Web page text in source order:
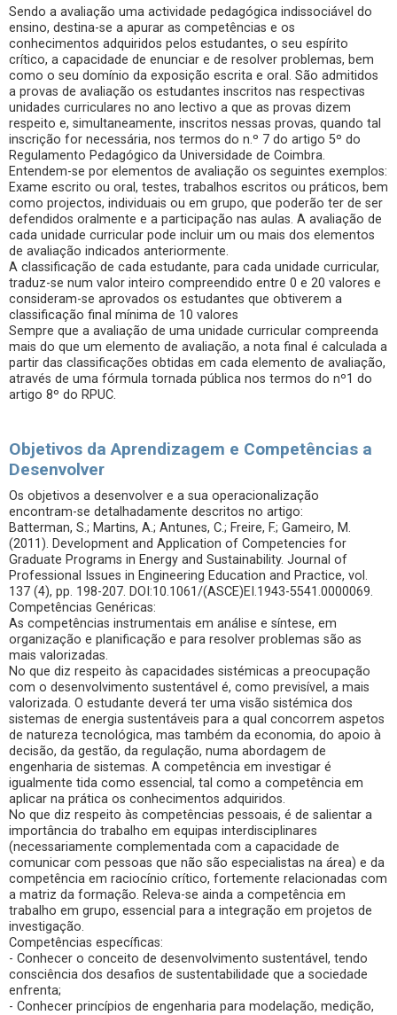
Sendo a avaliação uma actividade pedagógica indissociável do
ensino, destina-se a apurar as competências e os
conhecimentos adquiridos pelos estudantes, o seu espírito
crítico, a capacidade de enunciar e de resolver problemas, bem
como o seu domínio da exposição escrita e oral. São admitidos
a provas de avaliação os estudantes inscritos nas respectivas
unidades curriculares no ano lectivo a que as provas dizem
respeito e, simultaneamente, inscritos nessas provas, quando tal
inscrição for necessária, nos termos do n.º 7 do artigo 5º do
Regulamento Pedagógico da Universidade de Coimbra.
Entendem-se por elementos de avaliação os seguintes exemplos:
Exame escrito ou oral, testes, trabalhos escritos ou práticos, bem
como projectos, individuais ou em grupo, que poderão ter de ser
defendidos oralmente e a participação nas aulas. A avaliação de
cada unidade curricular pode incluir um ou mais dos elementos
de avaliação indicados anteriormente.
A classificação de cada estudante, para cada unidade curricular,
traduz-se num valor inteiro compreendido entre 0 e 20 valores e
consideram-se aprovados os estudantes que obtiverem a
classificação final mínima de 10 valores
Sempre que a avaliação de uma unidade curricular compreenda
mais do que um elemento de avaliação, a nota final é calculada a
partir das classificações obtidas em cada elemento de avaliação,
através de uma fórmula tornada pública nos termos do nº1 do
artigo 8º do RPUC.
Objetivos da Aprendizagem e Competências a
Desenvolver
Os objetivos a desenvolver e a sua operacionalização
encontram-se detalhadamente descritos no artigo:
Batterman, S.; Martins, A.; Antunes, C.; Freire, F.; Gameiro, M.
(2011). Development and Application of Competencies for
Graduate Programs in Energy and Sustainability. Journal of
Professional Issues in Engineering Education and Practice, vol.
137 (4), pp. 198-207. DOI:10.1061/(ASCE)EI.1943-5541.0000069.
Competências Genéricas:
As competências instrumentais em análise e síntese, em
organização e planificação e para resolver problemas são as
mais valorizadas.
No que diz respeito às capacidades sistémicas a preocupação
com o desenvolvimento sustentável é, como previsível, a mais
valorizada. O estudante deverá ter uma visão sistémica dos
sistemas de energia sustentáveis para a qual concorrem aspetos
de natureza tecnológica, mas também da economia, do apoio à
decisão, da gestão, da regulação, numa abordagem de
engenharia de sistemas. A competência em investigar é
igualmente tida como essencial, tal como a competência em
aplicar na prática os conhecimentos adquiridos.
No que diz respeito às competências pessoais, é de salientar a
importância do trabalho em equipas interdisciplinares
(necessariamente complementada com a capacidade de
comunicar com pessoas que não são especialistas na área) e da
competência em raciocínio crítico, fortemente relacionadas com
a matriz da formação. Releva-se ainda a competência em
trabalho em grupo, essencial para a integração em projetos de
investigação.
Competências específicas:
- Conhecer o conceito de desenvolvimento sustentável, tendo
consciência dos desafios de sustentabilidade que a sociedade
enfrenta;
- Conhecer princípios de engenharia para modelação, medição,